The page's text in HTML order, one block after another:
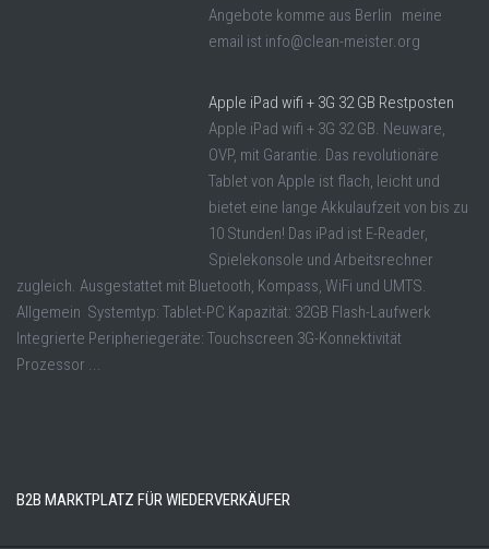
Angebote komme aus Berlin meine
email ist info@clean-meister.org
Apple iPad wifi + 3G 32 GB Restposten
Apple iPad wifi + 3G 32 GB. Neuware,
OVP, mit Garantie. Das revolutionäre
Tablet von Apple ist flach, leicht und
bietet eine lange Akkulaufzeit von bis zu
10 Stunden! Das iPad ist E-Reader,
Spielekonsole und Arbeitsrechner
zugleich. Ausgestattet mit Bluetooth, Kompass, WiFi und UMTS.
Allgemein Systemtyp: Tablet-PC Kapazität: 32GB Flash-Laufwerk
Integrierte Peripheriegeräte: Touchscreen 3G-Konnektivität
Prozessor ...
B2B MARKTPLATZ FÜR WIEDERVERKÄUFER